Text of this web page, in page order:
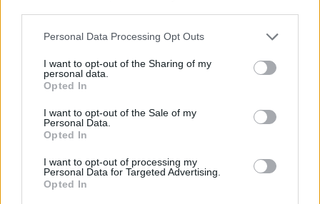
Personal Data Processing Opt Outs
I want to opt-out of the Sharing of my
personal data.
Opted In
I want to opt-out of the Sale of my
Personal Data.
Opted In
I want to opt-out of processing my
Personal Data for Targeted Advertising.
Opted In
Vihje EM-kisoihin: Espanja – Englanti |
14.7. klo 22:00
Vihje EM-kisoihin: Hollanti – Englanti |